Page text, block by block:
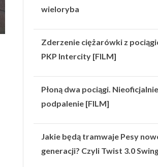
wieloryba
Zderzenie ciężarówki z
PKP Intercity [FILM]
Płoną dwa pociągi.
podpalenie [FILM]
Jakie będą tramwaje Pesy
generacji? Czyli Twist 3.0